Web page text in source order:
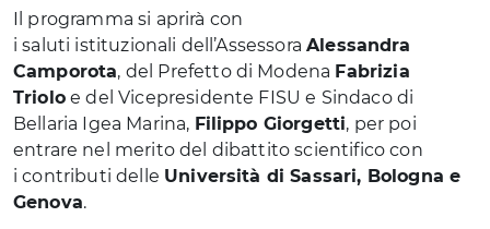
Il programma si aprirà con
i saluti istituzionali dell’AssessoraAlessandra
Camporota, del Prefetto di Modena Fabrizia
Trioloe del Vicepresidente FISU e Sindaco di
Bellaria Igea Marina, Filippo Giorgetti, per poi
entrare nel merito del dibattito scientifico con
i contributi delle Università di Sassari, Bologna e
Genova.